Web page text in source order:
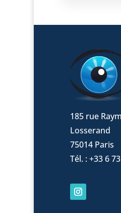
185 rue
Losserand
75014 Paris
Tél. : +33 6